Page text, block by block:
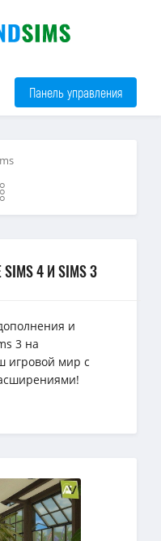
Панель управления
4 И SIMS 3
и
3 на
игровой мир с